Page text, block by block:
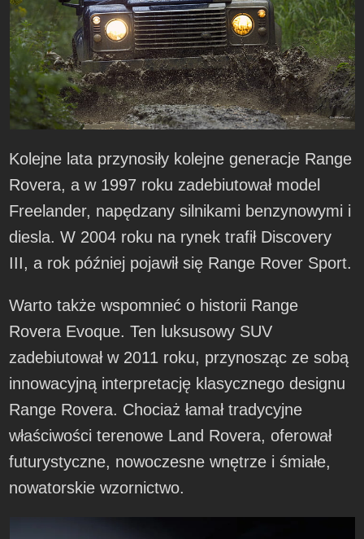
Kolejne lata przynosiły kolejne generacje Range
Rovera, a w 1997 roku zadebiutował model
Freelander, napędzany silnikami benzynowymi i
diesla. W 2004 roku na rynek trafił Discovery
III, a rok później pojawił się Range Rover Sport.
Warto także wspomnieć o historii Range
Rovera Evoque. Ten luksusowy SUV
zadebiutował w 2011 roku, przynosząc ze sobą
innowacyjną interpretację klasycznego designu
Range Rovera. Chociaż łamał tradycyjne
właściwości terenowe Land Rovera, oferował
futurystyczne, nowoczesne wnętrze i śmiałe,
nowatorskie wzornictwo.